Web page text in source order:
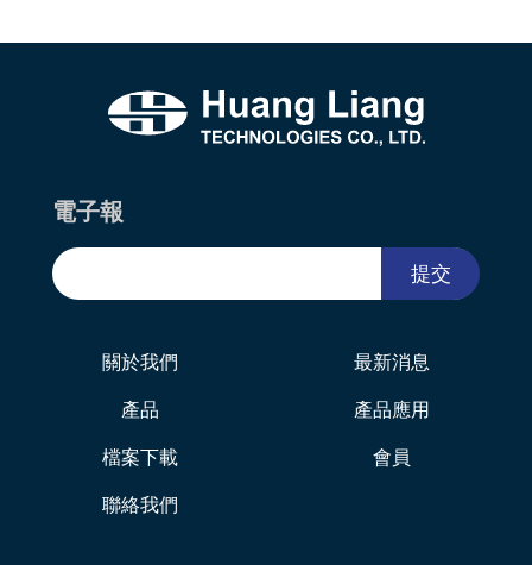
電子報
提交
關於我們 最新消息
產品 產品應用
檔案下載 會員
聯絡我們